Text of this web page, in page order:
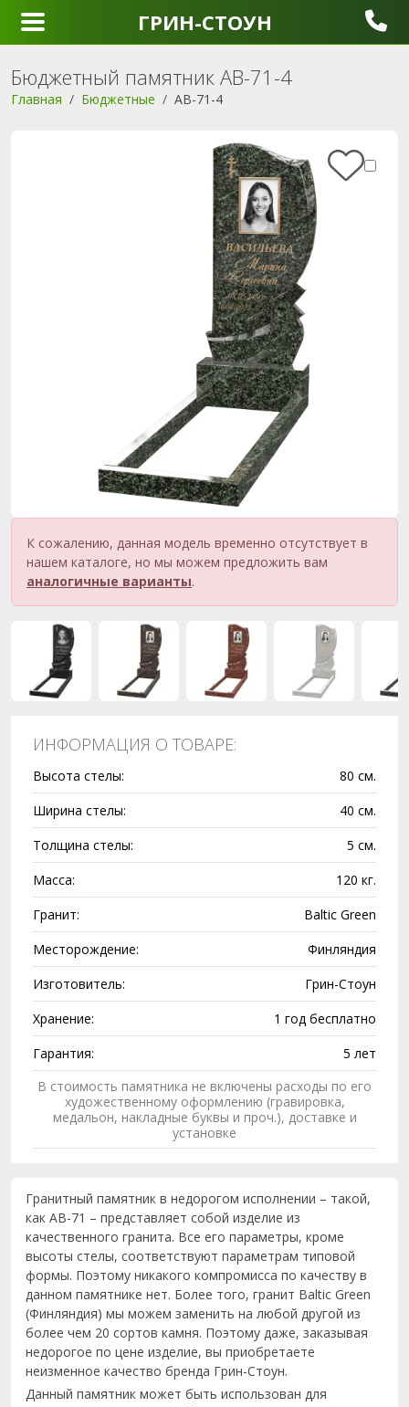
ГРИН-СТОУН
Бюджетный памятник AB-71-4
Главная Бюджетные AB-71-4
К сожалению, данная модель временно отсутствует в
нашем каталоге, но мы можем предложить вам
аналогичные варианты.
ИНФОРМАЦИЯ О ТОВАРЕ:
Высота стелы:
80 см.
Ширина стелы:
40 см.
Толщина стелы:
5 см.
Масса:
120 кг.
Гранит:
Baltic Green
Месторождение:
Финляндия
Изготовитель:
Грин-Стоун
Хранение:
1 год бесплатно
Гарантия:
5 лет
В стоимость памятника не включены расходы по его
художественному оформлению (гравировка,
медальон, накладные буквы и проч.), доставке и
установке
Гранитный памятник в недорогом исполнении – такой,
как AB-71 – представляет собой изделие из
качественного гранита. Все его параметры, кроме
высоты стелы, соответствуют параметрам типовой
формы. Поэтому никакого компромисса по качеству в
данном памятнике нет. Более того, гранит Baltic Green
(Финляндия) мы можем заменить на любой другой из
более чем 20 сортов камня. Поэтому даже, заказывая
недорогое по цене изделие, вы приобретаете
неизменное качество бренда Грин-Стоун.
Данный памятник может быть использован для